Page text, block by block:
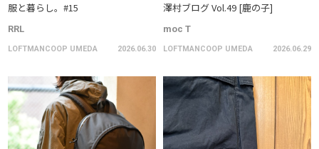
服と暮らし。#15
RRL
LOFTMANCOOP UMEDA 2026.06.30
澤村ブログ Vol.49 [鹿の子]
moc T
LOFTMANCOOP UMEDA 2026.06.29